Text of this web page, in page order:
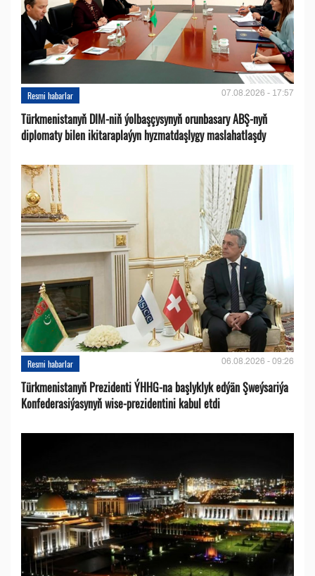
Resmi habarlar 07.08.2026 - 17:57
Türkmenistanyň DIM-niň ýolbaşçysynyň orunbasary ABŞ-nyň
diplomaty bilen ikitaraplaýyn hyzmatdaşlygy maslahatlaşdy
Resmi habarlar 06.08.2026 - 09:26
Türkmenistanyň Prezidenti ÝHHG-na başlyklyk edýän Şweýsariýa
Konfederasiýasynyň wise-prezidentini kabul etdi